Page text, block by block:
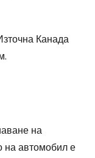
Канада
на
на автомобил е